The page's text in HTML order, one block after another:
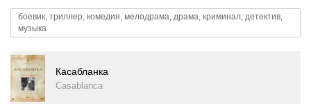
боевик, триллер, комедия, мелодрама, драма, криминал, детектив,
музыка
Касабланка
Casablanca